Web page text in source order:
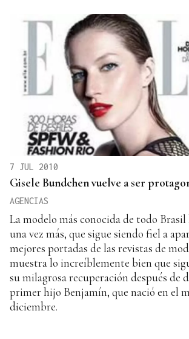
7 JUL 2010
Gisele Bundchen vuelve a ser
AGENCIAS
La modelo más conocida de todo
una vez más, que sigue siendo fiel a
mejores portadas de las revistas de
muestra lo increíblemente bien que
su milagrosa recuperación después de
primer hijo Benjamín, que nació en el
diciembre.